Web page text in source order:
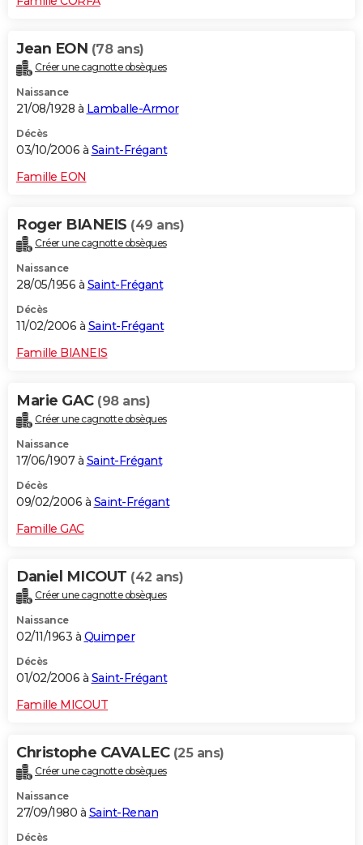
Jean EON (78 ans)
Créer une cagnotte obsèques
Naissance
21/08/1928 à Lamballe-Armor
Décès
03/10/2006 à Saint-Frégant
Famille EON
Roger BIANEIS (49 ans)
Créer une cagnotte obsèques
Naissance
28/05/1956 à Saint-Frégant
Décès
11/02/2006 à Saint-Frégant
Famille BIANEIS
Marie GAC (98 ans)
Créer une cagnotte obsèques
Naissance
17/06/1907 à Saint-Frégant
Décès
09/02/2006 à Saint-Frégant
Famille GAC
Daniel MICOUT (42 ans)
Créer une cagnotte obsèques
Naissance
02/11/1963 à Quimper
Décès
01/02/2006 à Saint-Frégant
Famille MICOUT
Christophe CAVALEC (25 ans)
Créer une cagnotte obsèques
Naissance
27/09/1980 à Saint-Renan
Décès